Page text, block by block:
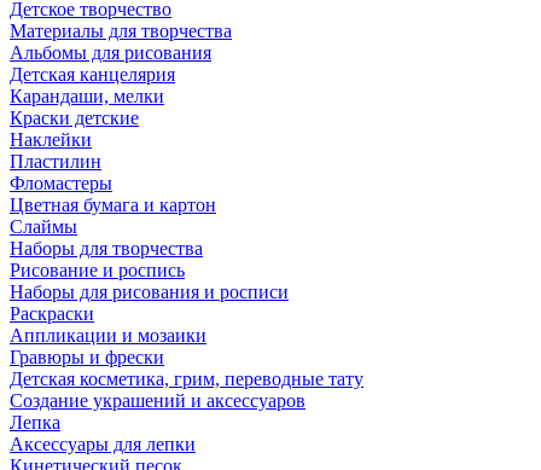
Детское творчество
Материалы для творчества
Альбомы для рисования
Детская канцелярия
Карандаши, мелки
Краски детские
Наклейки
Пластилин
Фломастеры
Цветная бумага и картон
Слаймы
Наборы для творчества
Рисование и роспись
Наборы для рисования и росписи
Раскраски
Аппликации и мозаики
Гравюры и фрески
Детская косметика, грим, переводные тату
Создание украшений и аксессуаров
Лепка
Аксессуары для лепки
Кинетический песок